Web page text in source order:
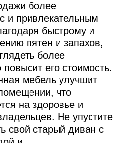
более
и привлекательным
быстрому и
пятен и запахов,
более
повысит его стоимость.
мебель улучшит
что
на здоровье и
Не упустите
свой старый диван с